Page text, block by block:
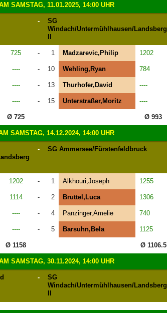
SAMSTAG, 11.01.2025, 14:00 UHR
-
SG
Windach/Untermühlhausen/Landsberg
725 - 1 Madzarevic,Philip 1202
---- - 10 Wehling,Ryan 784
---- - 13 Thurhofer,David ----
---- - 15 Unterstraßer,Moritz ----
Ø 725 Ø 993
SAMSTAG, 14.12.2024, 14:00 UHR
- SG Ammersee/Fürstenfeldbruck
1202 - 1 Alkhouri,Joseph 1255
1114 - 2 Bruttel,Luca 1306
---- - 4 Panzinger,Amelie 740
---- - 5 Barsuhn,Bela 1125
Ø 1158 Ø 1106.5
SAMSTAG, 30.11.2024, 14:00 UHR
-
SG
Windach/Untermühlhausen/Landsberg